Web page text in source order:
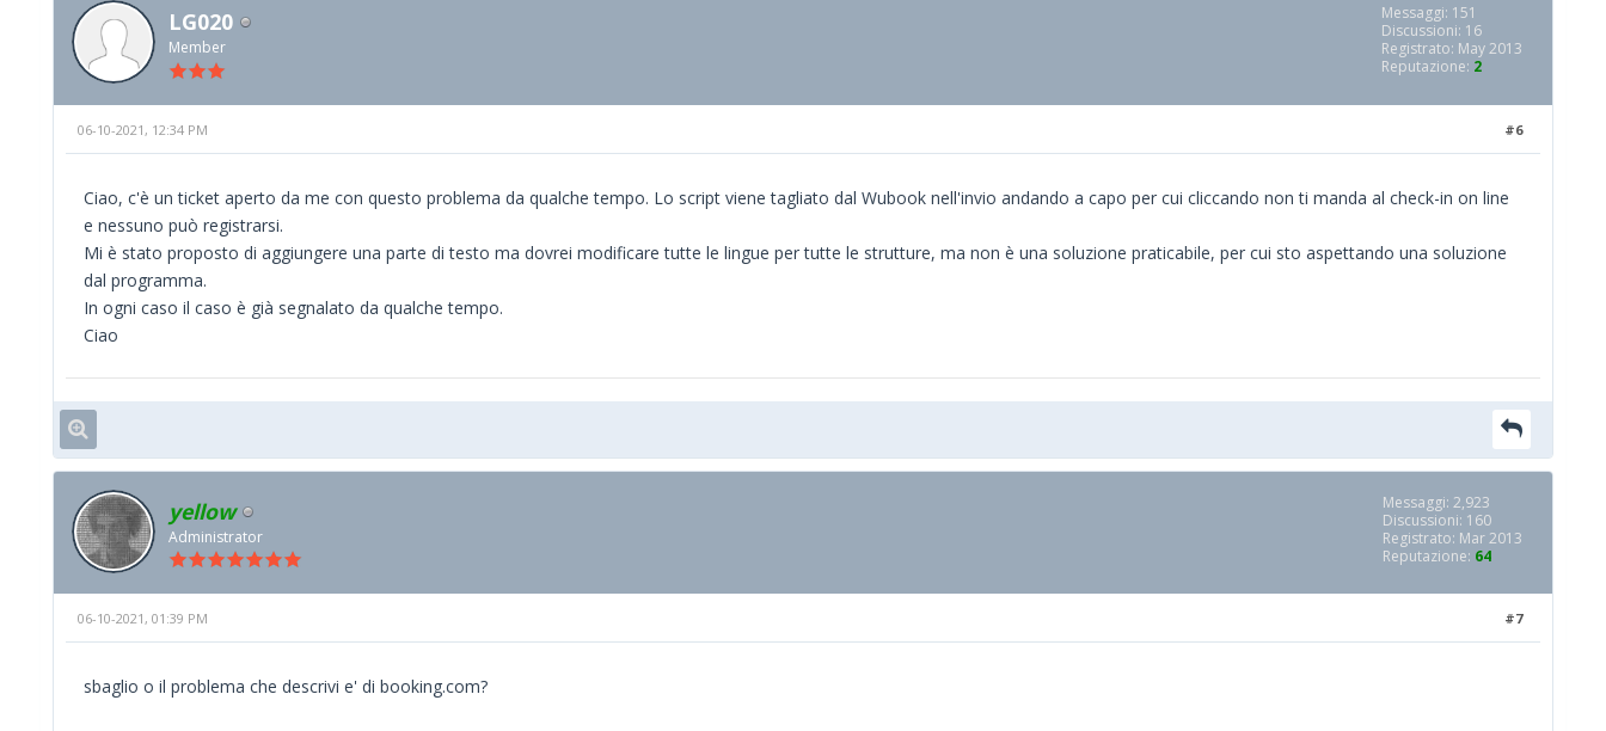
LG020
Member
Messaggi: 151
Discussioni: 16
Registrato: May 2013
Reputazione: 2
#6
06-10-2021, 12:34 PM
Ciao, c'è un ticket aperto da me con questo problema da qualche tempo. Lo script viene tagliato dal Wubook nell'invio andando a capo per cui cliccando non ti manda al check-in on line
e nessuno può registrarsi.
Mi è stato proposto di aggiungere una parte di testo ma dovrei modificare tutte le lingue per tutte le strutture, ma non è una soluzione praticabile, per cui sto aspettando una soluzione
dal programma.
In ogni caso il caso è già segnalato da qualche tempo.
Ciao
yellow
Administrator
Messaggi: 2,923
Discussioni: 160
Registrato: Mar 2013
Reputazione: 64
#7
06-10-2021, 01:39 PM
sbaglio o il problema che descrivi e' di booking.com?